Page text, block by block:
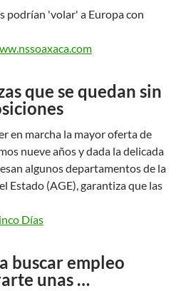
podrían 'volar' a Europa con
que se quedan sin
en marcha la mayor oferta de
nueve años y dada la delicada
algunos departamentos de la
Estado (AGE), garantiza que las
Días
buscar empleo
unas …